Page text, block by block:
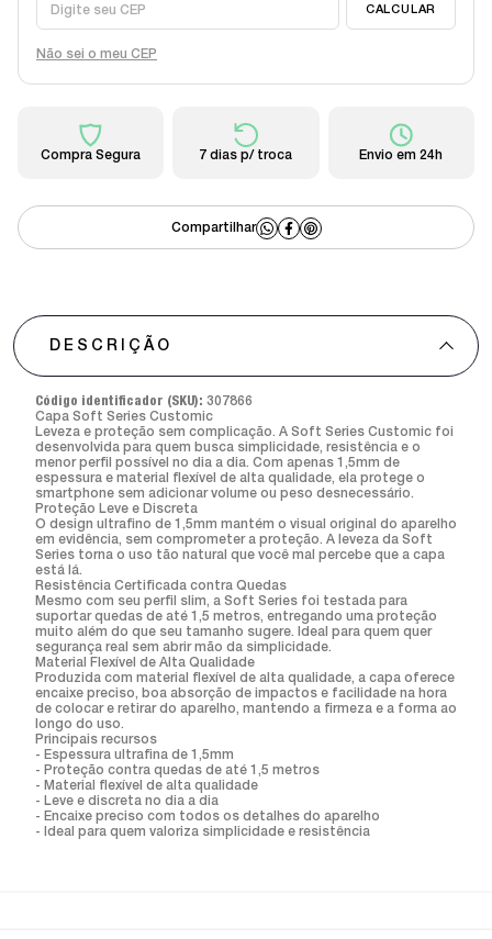
Não sei o meu CEP
Compra Segura 7 dias p/ troca Envio em 24h
DESCRIÇÃO
Código identificador (SKU): 307866
Capa Soft Series Customic
Leveza e proteção sem complicação. A Soft Series Customic foi
desenvolvida para quem busca simplicidade, resistência e o
menor perfil possível no dia a dia. Com apenas 1,5mm de
espessura e material flexível de alta qualidade, ela protege o
smartphone sem adicionar volume ou peso desnecessário.
Proteção Leve e Discreta
O design ultrafino de 1,5mm mantém o visual original do aparelho
em evidência, sem comprometer a proteção. A leveza da Soft
Series torna o uso tão natural que você mal percebe que a capa
está lá.
Resistência Certificada contra Quedas
Mesmo com seu perfil slim, a Soft Series foi testada para
suportar quedas de até 1,5 metros, entregando uma proteção
muito além do que seu tamanho sugere. Ideal para quem quer
segurança real sem abrir mão da simplicidade.
Material Flexível de Alta Qualidade
Produzida com material flexível de alta qualidade, a capa oferece
encaixe preciso, boa absorção de impactos e facilidade na hora
de colocar e retirar do aparelho, mantendo a firmeza e a forma ao
longo do uso.
Principais recursos
- Espessura ultrafina de 1,5mm
- Proteção contra quedas de até 1,5 metros
- Material flexível de alta qualidade
- Leve e discreta no dia a dia
- Encaixe preciso com todos os detalhes do aparelho
- Ideal para quem valoriza simplicidade e resistência